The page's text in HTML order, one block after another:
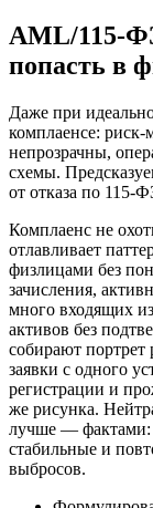
AML/
попасть в
Даже при
комплаенсе:
непрозрачны,
схемы.
от отказа по
Комплаенс не
отлавливает
физлицами без
зачисления,
много входящих
активов без
собирают портрет
заявки с одного
регистрации и
же рисунка.
лучше — фактами:
стабильные и
выбросов.